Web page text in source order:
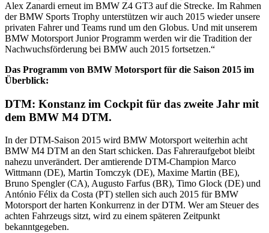
Alex Zanardi erneut im BMW Z4 GT3 auf die Strecke. Im Rahmen
der BMW Sports Trophy unterstützen wir auch 2015 wieder unsere
privaten Fahrer und Teams rund um den Globus. Und mit unserem
BMW Motorsport Junior Programm werden wir die Tradition der
Nachwuchsförderung bei BMW auch 2015 fortsetzen.“
Das Programm von BMW Motorsport für die Saison 2015 im
Überblick:
DTM: Konstanz im Cockpit für das zweite Jahr mit
dem BMW M4 DTM.
In der DTM-Saison 2015 wird BMW Motorsport weiterhin acht
BMW M4 DTM an den Start schicken. Das Fahreraufgebot bleibt
nahezu unverändert. Der amtierende DTM-Champion Marco
Wittmann (DE), Martin Tomczyk (DE), Maxime Martin (BE),
Bruno Spengler (CA), Augusto Farfus (BR), Timo Glock (DE) und
António Félix da Costa (PT) stellen sich auch 2015 für BMW
Motorsport der harten Konkurrenz in der DTM. Wer am Steuer des
achten Fahrzeugs sitzt, wird zu einem späteren Zeitpunkt
bekanntgegeben.